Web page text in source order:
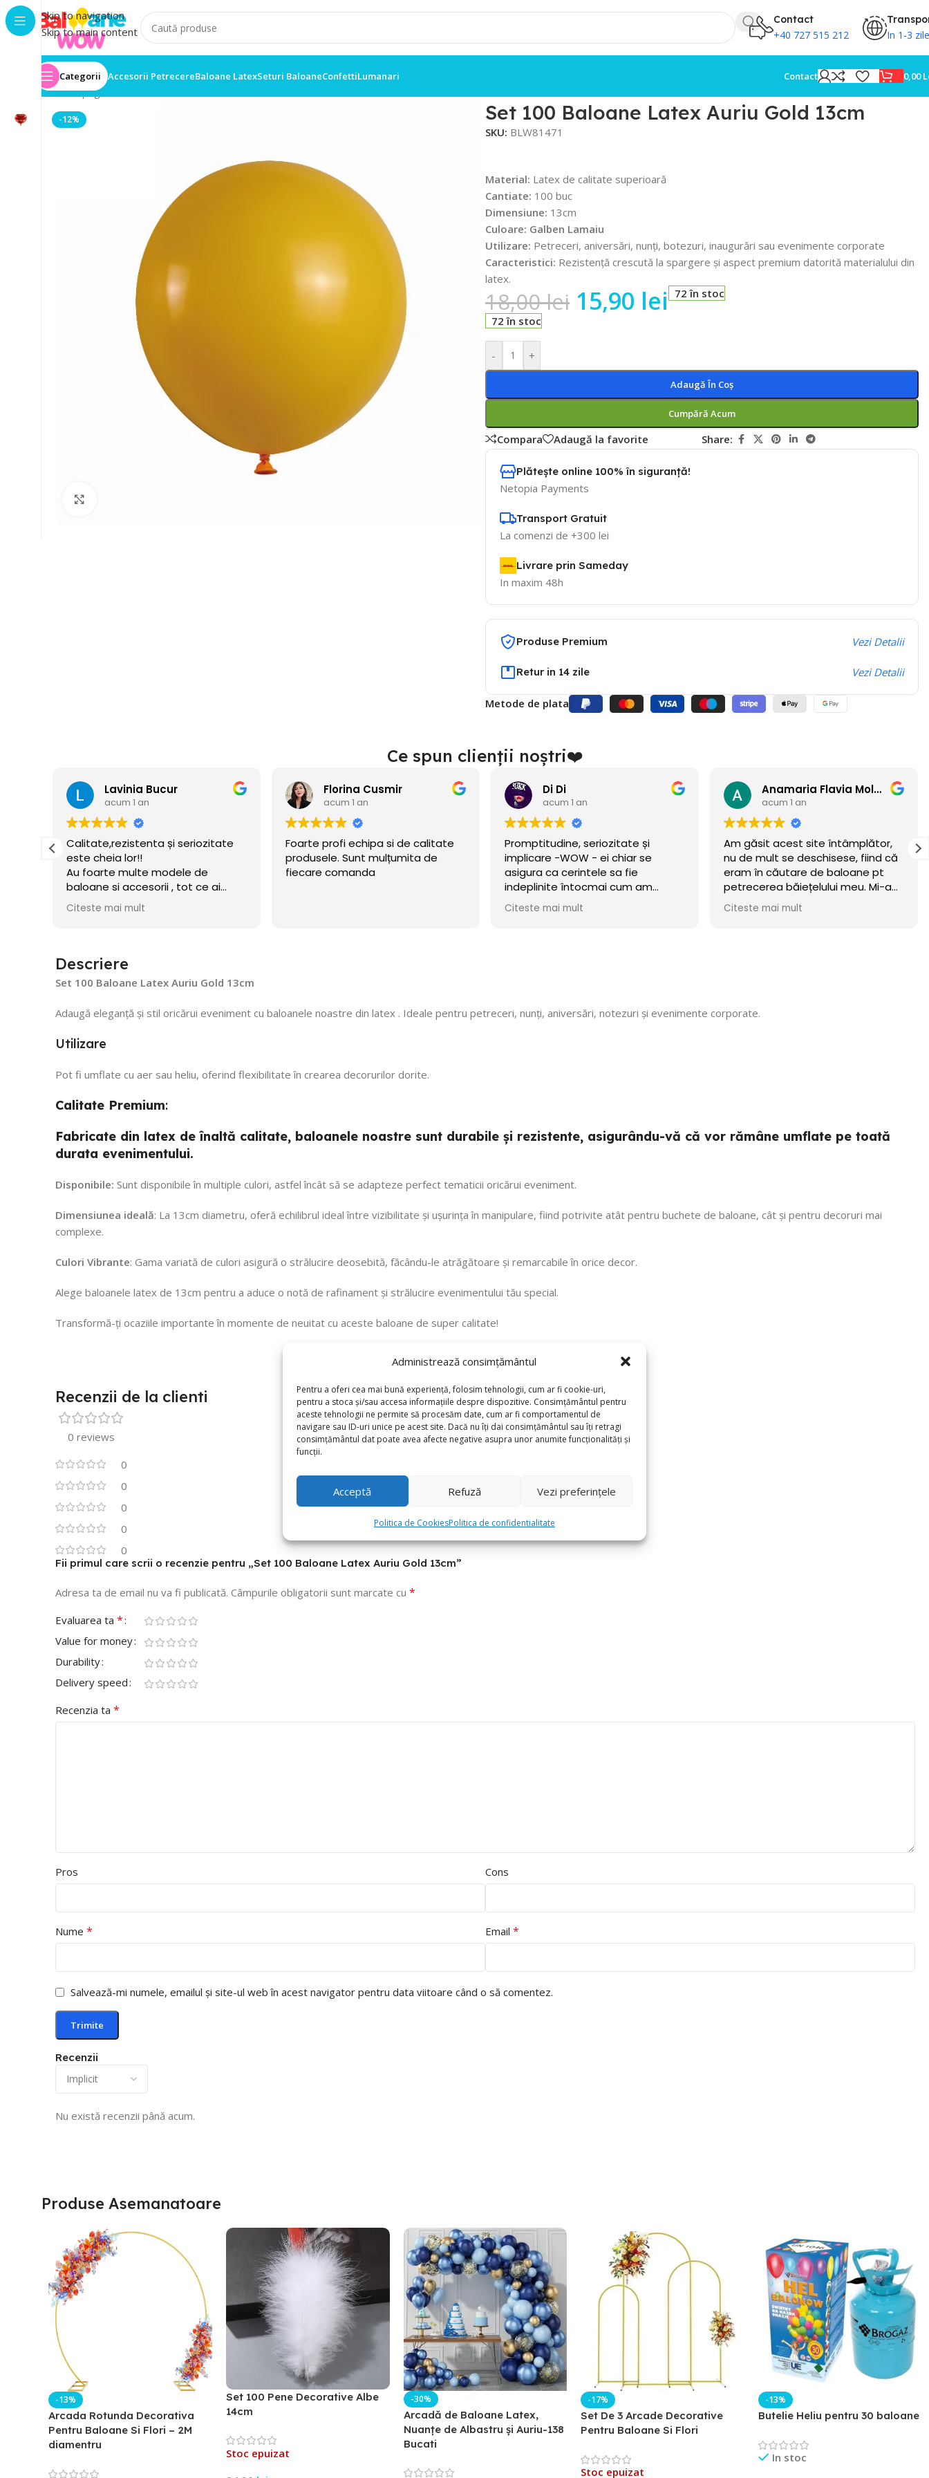
Administrează consimțământul
Pentru a oferi cea mai bună experiență, folosim tehnologii, cum ar fi cookie-uri,
pentru a stoca și/sau accesa informațiile despre dispozitive. Consimțământul pentru
aceste tehnologii ne permite să procesăm date, cum ar fi comportamentul de
navigare sau ID-uri unice pe acest site. Dacă nu îți dai consimțământul sau îți retragi
consimțământul dat poate avea afecte negative asupra unor anumite funcționalități și
funcții.
Acceptă Refuză Vezi preferințele
Politica de CookiesPolitica de confidentialitate
Skip to navigation
Skip to main content
Contact
+40 727 515 212 In 1-3 zile
Categorii Accesorii PetrecereBaloane LatexSeturi BaloaneConfettiLumanari Contact 0,00
Prima pagină
-12% Set 100 Baloane Latex Auriu Gold 13cm
SKU: BLW81471
Material: Latex de calitate superioară
Cantiate: 100 buc
Dimensiune: 13cm
Culoare: Galben Lamaiu
Utilizare: Petreceri, aniversări, nunți, botezuri, inaugurări sau evenimente corporate
Caracteristici: Rezistență crescută la spargere și aspect premium datorită materialului din
latex.
18,00lei 15,90 lei
72 în stoc
72 în stoc
- +
Adaugă În Coș
Cumpără Acum
Compara Adaugă la favorite Share:
Plătește online 100% în siguranță!
Netopia Payments
Transport Gratuit
La comenzi de +300 lei
Livrare prin Sameday
In maxim 48h
Produse Premium Vezi Detalii
Retur in 14 zile Vezi Detalii
Metode de plata
Ce spun clienții noștri❤️
Florina Cusmir
acum 1 an
Foarte profi echipa si de calitate
produsele. Sunt mulțumita de
fiecare comanda
Di Di
acum 1 an
Promptitudine, seriozitate și
implicare -WOW - ei chiar se
asigura ca cerintele sa fie
acum 1 an
Am găsit acest site întâmplător,
nu de mult se deschisese, fiind că
eram în căutare de baloane pt
petrecerea băiețelului meu. Mi-am
incercat norocul și a meritat.
Baloanele sunt chiar wow 🏆
Citeste mai mult
Andrey
acum 1 an
Felicitări pentru ceea ce creați!!!
Descriere
Set 100 Baloane Latex Auriu Gold 13cm
Adaugă eleganță și stil oricărui eveniment cu baloanele noastre din latex . Ideale pentru petreceri, nunți, aniversări, notezuri și evenimente corporate.
Utilizare
Pot fi umflate cu aer sau heliu, oferind flexibilitate în crearea decorurilor dorite.
Calitate Premium:
Fabricate din latex de înaltă calitate, baloanele noastre sunt durabile și rezistente, asigurându-vă că vor rămâne umflate pe toată
durata evenimentului.
Disponibile: Sunt disponibile în multiple culori, astfel încât să se adapteze perfect tematicii oricărui eveniment.
Dimensiunea ideală: La 13cm diametru, oferă echilibrul ideal între vizibilitate și ușurința în manipulare, fiind potrivite atât pentru buchete de baloane, cât și pentru decoruri mai
complexe.
Culori Vibrante: Gama variată de culori asigură o strălucire deosebită, făcându-le atrăgătoare și remarcabile în orice decor.
Alege baloanele latex de 13cm pentru a aduce o notă de rafinament și strălucire evenimentului tău special.
Transformă-ți ocaziile importante în momente de neuitat cu aceste baloane de super calitate!
Recenzii de la clienti
0 reviews
0
0
0
0
0
Recenzii
Nu există recenzii până acum.
Fii primul care scrii o recenzie pentru „Set 100 Baloane Latex Auriu Gold 13cm”
Adresa ta de email nu va fi publicată. Câmpurile obligatorii sunt marcate cu *
Evaluarea ta *
Value for money
Durability
Delivery speed
Recenzia ta *
Pros Cons
Nume * Email *
Salvează-mi numele, emailul și site-ul web în acest navigator pentru data viitoare când o să comentez.
Produse Asemanatoare
-13%
Arcada Rotunda Decorativa
Pentru Baloane Si Flori – 2M
diamentru
Set 100 Pene Decorative Albe
14cm
Stoc epuizat
-30%
Arcadă de Baloane Latex,
Nuanțe de Albastru și Auriu-138
Bucati
-17%
Set De 3 Arcade Decorative
Pentru Baloane Si Flori
Stoc epuizat
-13%
Butelie Heliu pentru 30 baloane
In stoc